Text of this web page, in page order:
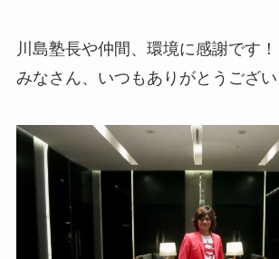
川島塾長や仲間、環境に感謝です！
みなさん、いつもありがとうござい